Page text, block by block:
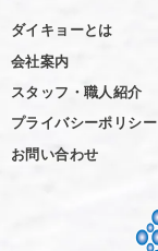
ダイキョーとは
会社案内
スタッフ・職人紹介
プライバシーポリシー
お問い合わせ